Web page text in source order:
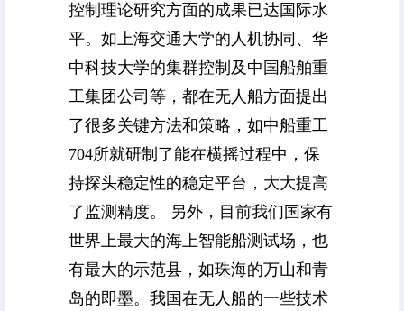
控制理论研究方面的成果已达国际水
平。如上海交通大学的人机协同、华
中科技大学的集群控制及中国船舶重
工集团公司等，都在无人船方面提出
了很多关键方法和策略，如中船重工
704所就研制了能在横摇过程中，保
持探头稳定性的稳定平台，大大提高
了监测精度。 另外，目前我们国家有
世界上最大的海上智能船测试场，也
有最大的示范县，如珠海的万山和青
岛的即墨。我国在无人船的一些技术